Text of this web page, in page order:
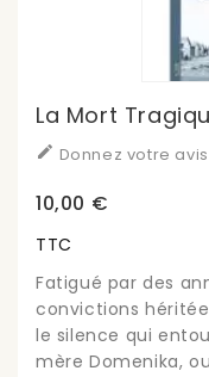
La Mort
 Donnez votre avis
10,00 €
TTC
Fatigué par des
convictions
le silence qui
mère Domenika,